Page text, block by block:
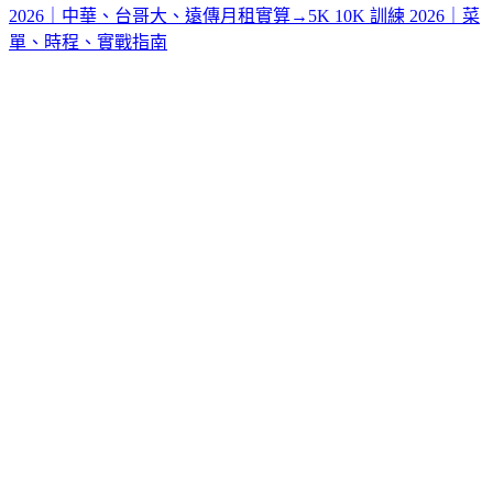
2026｜中華、台哥大、遠傳月租實算→ 5K 10K 訓練 2026｜菜
單、時程、實戰指南